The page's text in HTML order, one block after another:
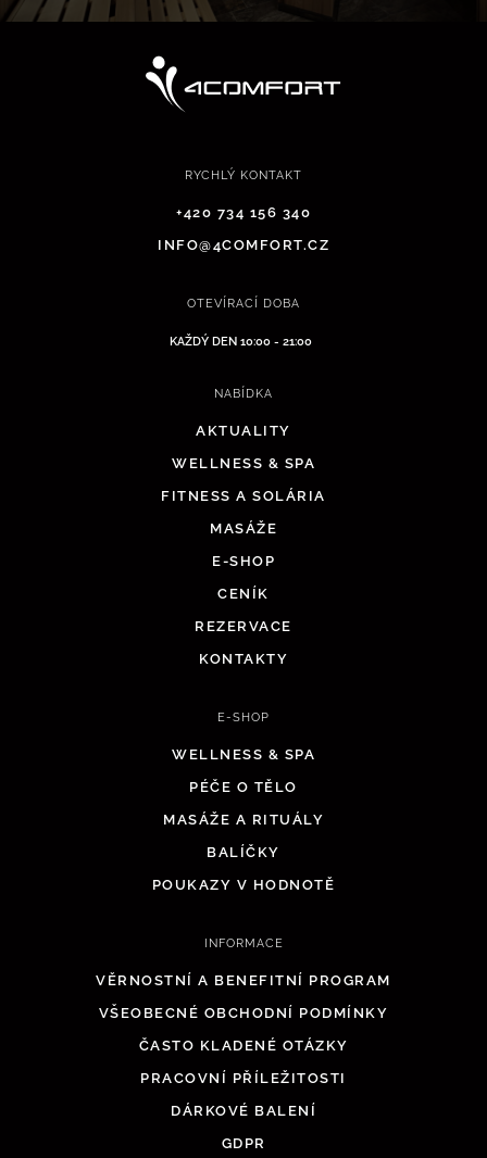
RYCHLÝ KONTAKT
+420 734 156 340
INFO@4COMFORT.CZ
OTEVÍRACÍ DOBA
KAŽDÝ DEN 10:00 - 21:00
NABÍDKA
AKTUALITY
WELLNESS & SPA
FITNESS A SOLÁRIA
MASÁŽE
E-SHOP
CENÍK
REZERVACE
KONTAKTY
E-SHOP
WELLNESS & SPA
PÉČE O TĚLO
MASÁŽE A RITUÁLY
BALÍČKY
POUKAZY V HODNOTĚ
INFORMACE
VĚRNOSTNÍ A BENEFITNÍ PROGRAM
VŠEOBECNÉ OBCHODNÍ PODMÍNKY
ČASTO KLADENÉ OTÁZKY
PRACOVNÍ PŘÍLEŽITOSTI
DÁRKOVÉ BALENÍ
GDPR